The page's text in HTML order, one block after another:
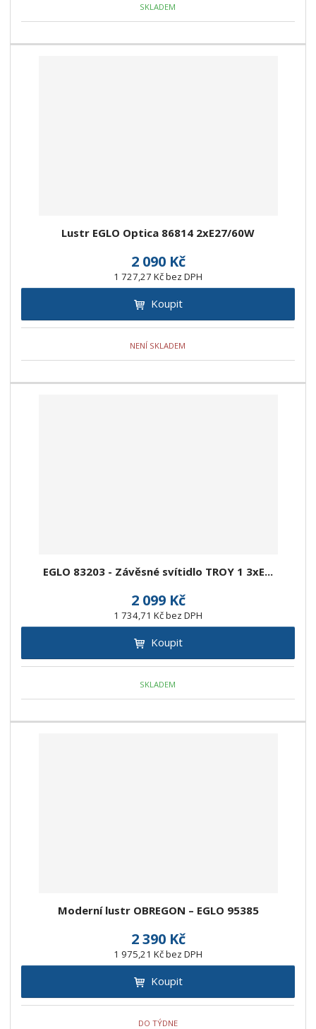
SKLADEM
Lustr EGLO Optica 86814 2xE27/60W
2 090 Kč
1 727,27 Kč bez DPH
Koupit
NENÍ SKLADEM
EGLO 83203 - Závěsné svítidlo TROY 1 3xE...
2 099 Kč
1 734,71 Kč bez DPH
Koupit
SKLADEM
Moderní lustr OBREGON – EGLO 95385
2 390 Kč
1 975,21 Kč bez DPH
Koupit
DO TÝDNE